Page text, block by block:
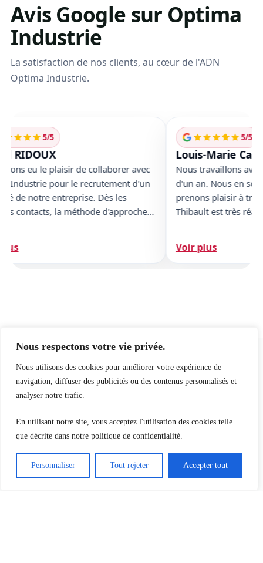
Nous respectons votre vie privée.
Nous utilisons des cookies pour améliorer votre expérience de
navigation, diffuser des publicités ou des contenus personnalisés et
analyser notre trafic.
En utilisant notre site, vous acceptez l'utilisation des cookies telle
que décrite dans notre politique de confidentialité.
Personnaliser Tout rejeter Accepter tout
Avis Google sur Optima
Industrie
La satisfaction de nos clients, au cœur de l'ADN
Optima Industrie.
5/5
eu le plaisir de collaborer avec
pour le recrutement d'un
notre entreprise. Dès les
contacts, la méthode d'approche,
avec un grand sérieux et
5/5
Louis-Marie
Nous travaillons avec
d'un an. Nous en
prenons plaisir à
Thibault est très
briefs pour
Voir plus
Adresse
6 boulevard Biron, 93400
Téléphone
06 77 61 84 58